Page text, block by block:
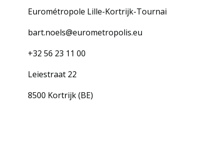
Eurométropole Lille-Kortrijk-Tournai
bart.noels@eurometropolis.eu
+32 56 23 11 00
Leiestraat 22
8500 Kortrijk (BE)